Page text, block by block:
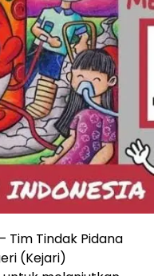
Tim Tindak Pidana
(Kejari)